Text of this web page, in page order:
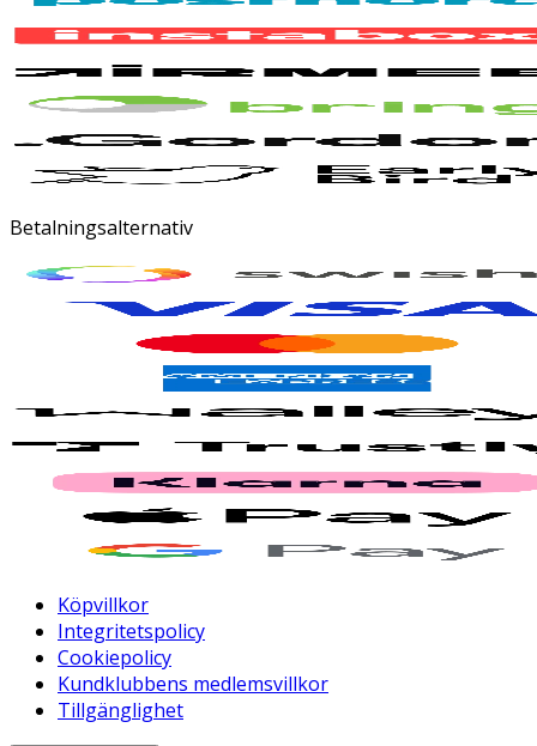
Betalningsalternativ
Köpvillkor
Integritetspolicy
Cookiepolicy
Kundklubbens medlemsvillkor
Tillgänglighet